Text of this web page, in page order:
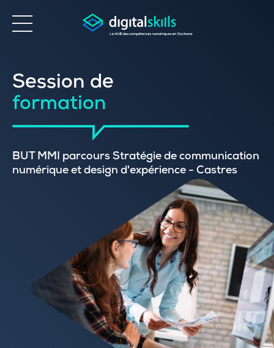
Accessibilité
Session de
formation
BUT MMI parcours Stratégie de communication
numérique et design d'expérience - Castres